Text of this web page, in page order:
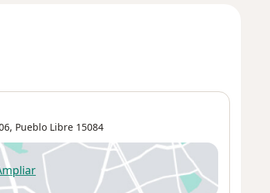
Pueblo Libre 15084
se abre en una nueva pestaña